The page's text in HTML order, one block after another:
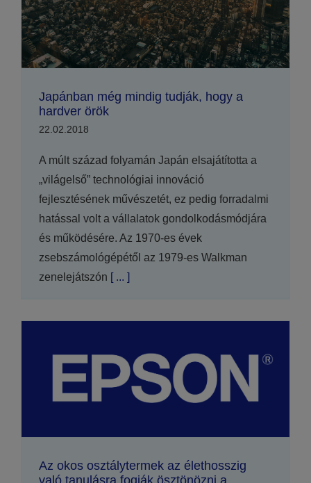
Japánban még mindig tudják, hogy a
hardver örök
22.02.2018
A múlt század folyamán Japán elsajátította a
„világelső” technológiai innováció
fejlesztésének művészetét, ez pedig forradalmi
hatással volt a vállalatok gondolkodásmódjára
és működésére. Az 1970-es évek
zsebszámológépétől az 1979-es Walkman
zenelejátszón [ ... ]
Az okos osztálytermek az élethosszig